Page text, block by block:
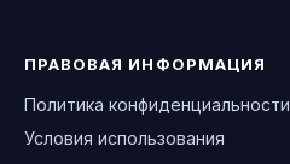
ПРАВОВАЯ ИНФОРМАЦИЯ
Политика конфиденциальности
Условия использования